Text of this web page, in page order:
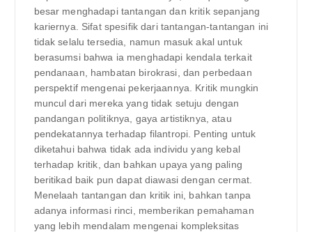
besar menghadapi tantangan dan kritik sepanjang
kariernya. Sifat spesifik dari tantangan-tantangan ini
tidak selalu tersedia, namun masuk akal untuk
berasumsi bahwa ia menghadapi kendala terkait
pendanaan, hambatan birokrasi, dan perbedaan
perspektif mengenai pekerjaannya. Kritik mungkin
muncul dari mereka yang tidak setuju dengan
pandangan politiknya, gaya artistiknya, atau
pendekatannya terhadap filantropi. Penting untuk
diketahui bahwa tidak ada individu yang kebal
terhadap kritik, dan bahkan upaya yang paling
beritikad baik pun dapat diawasi dengan cermat.
Menelaah tantangan dan kritik ini, bahkan tanpa
adanya informasi rinci, memberikan pemahaman
yang lebih mendalam mengenai kompleksitas